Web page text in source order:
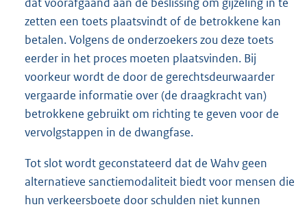
zetten een toets plaatsvindt of de betrokkene kan
betalen. Volgens de onderzoekers zou deze toets
eerder in het proces moeten plaatsvinden. Bij
voorkeur wordt de door de gerechtsdeurwaarder
vergaarde informatie over (de draagkracht van)
betrokkene gebruikt om richting te geven voor de
vervolgstappen in de dwangfase.
Tot slot wordt geconstateerd dat de Wahv geen
alternatieve sanctiemodaliteit biedt voor mensen die
hun verkeersboete door schulden niet kunnen